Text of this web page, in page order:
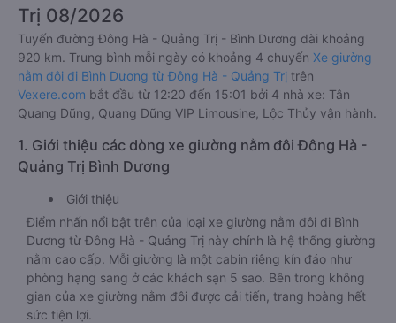
Trị 08/2026
Tuyến đường Đông Hà - Quảng Trị - Bình Dương dài khoảng
920 km. Trung bình mỗi ngày có khoảng 4 chuyến Xe giường
nằm đôi đi Bình Dương từ Đông Hà - Quảng Trị trên
Vexere.com bắt đầu từ 12:20 đến 15:01 bởi 4 nhà xe: Tân
Quang Dũng, Quang Dũng VIP Limousine, Lộc Thủy vận hành.
1. Giới thiệu các dòng xe giường nằm đôi Đông Hà -
Quảng Trị Bình Dương
Giới thiệu
Điểm nhấn nổi bật trên của loại xe giường nằm đôi đi Bình
Dương từ Đông Hà - Quảng Trị này chính là hệ thống giường
nằm cao cấp. Mỗi giường là một cabin riêng kín đáo như
phòng hạng sang ở các khách sạn 5 sao. Bên trong không
gian của xe giường nằm đôi được cải tiến, trang hoàng hết
sức tiện lợi.